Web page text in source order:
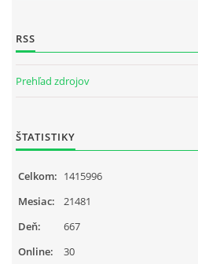
RSS
Prehľad zdrojov
ŠTATISTIKY
Online: 30
Celkom: 1415996
Mesiac:
21481
Deň:
667